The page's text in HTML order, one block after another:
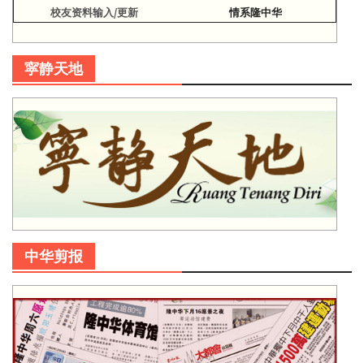
校友资料输入/更新 情系隆中华
寜静天地
中华剪报